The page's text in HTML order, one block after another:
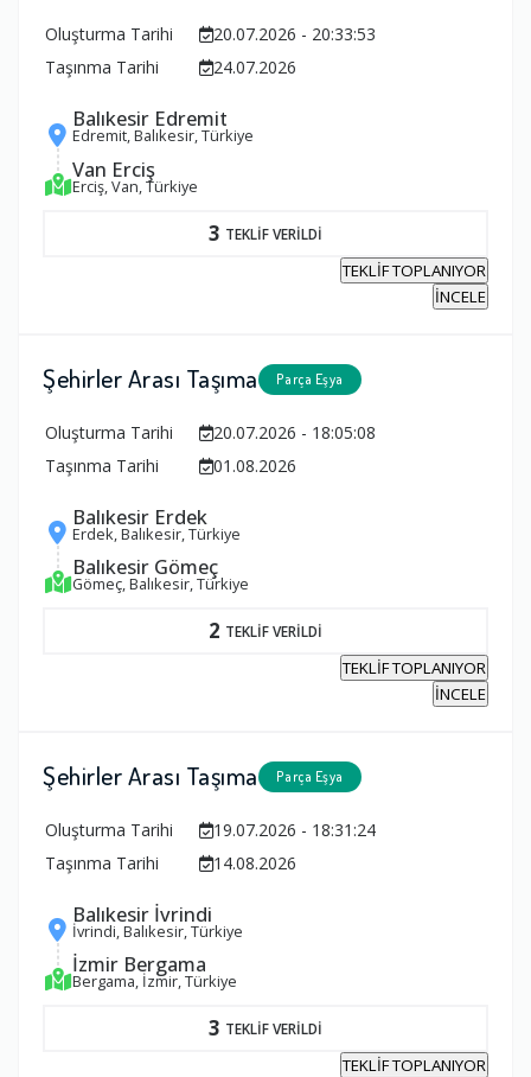
Oluşturma Tarihi
20.07.2026 - 20:33:53
Taşınma Tarihi
24.07.2026
Balıkesir Edremit
Edremit, Balıkesir, Türkiye
Van Erciş
Erciş, Van, Türkiye
3 TEKLİF VERİLDİ
TEKLİF TOPLANIYOR
İNCELE
Şehirler Arası Taşıma Parça Eşya
Oluşturma Tarihi
20.07.2026 - 18:05:08
Taşınma Tarihi
01.08.2026
Balıkesir Erdek
Erdek, Balıkesir, Türkiye
Balıkesir Gömeç
Gömeç, Balıkesir, Türkiye
2 TEKLİF VERİLDİ
TEKLİF TOPLANIYOR
İNCELE
Şehirler Arası Taşıma Parça Eşya
Oluşturma Tarihi
19.07.2026 - 18:31:24
Taşınma Tarihi
14.08.2026
Balıkesir İvrindi
İvrindi, Balıkesir, Türkiye
İzmir Bergama
Bergama, İzmir, Türkiye
3 TEKLİF VERİLDİ
TEKLİF TOPLANIYOR